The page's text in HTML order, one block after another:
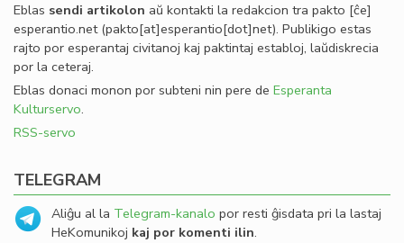
Eblas sendi artikolon aŭ kontakti la redakcion tra pakto [ĉe]
esperantio.net(pakto[at]esperantio[dot]net). Publikigo estas
rajto por esperantaj civitanoj kaj paktintaj establoj, laŭdiskrecia
por la ceteraj.
Eblas donaci monon por subteni nin pere de Esperanta
Kulturservo.
RSS-servo
TELEGRAM
Aliĝu al la Telegram-kanalo por resti ĝisdata pri la lastaj
HeKomunikoj kaj por komenti ilin.